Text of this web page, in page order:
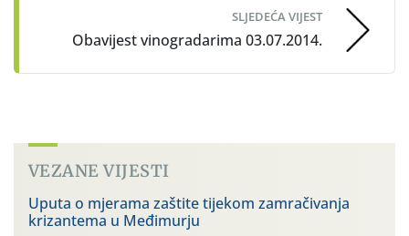
SLJEDEĆA VIJEST
Obavijest vinogradarima 03.07.2014.
VEZANE VIJESTI
Uputa o mjerama zaštite tijekom zamračivanja
krizantema u Međimurju